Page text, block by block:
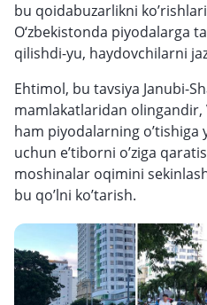
bu qoidabuzarlikni
O‘zbekistonda piyodalarga
qilishdi-yu, haydovchilarni
Ehtimol, bu tavsiya Janubi-
mamlakatlaridan
ham piyodalarning o’tishiga
uchun e’tiborni o’ziga
moshinalar oqimini
bu qo’lni ko’tarish.